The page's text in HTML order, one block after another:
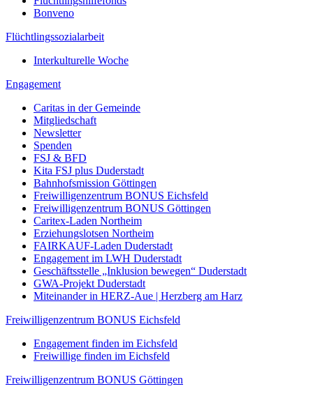
Bonveno
Flüchtlingssozialarbeit
Interkulturelle Woche
Engagement
Caritas in der Gemeinde
Mitgliedschaft
Newsletter
Spenden
FSJ & BFD
Kita FSJ plus Duderstadt
Bahnhofsmission Göttingen
Freiwilligenzentrum BONUS Eichsfeld
Freiwilligenzentrum BONUS Göttingen
Caritex-Laden Northeim
Erziehungslotsen Northeim
FAIRKAUF-Laden Duderstadt
Engagement im LWH Duderstadt
Geschäftsstelle „Inklusion bewegen“ Duderstadt
GWA-Projekt Duderstadt
Miteinander in HERZ-Aue | Herzberg am Harz
Freiwilligenzentrum BONUS Eichsfeld
Engagement finden im Eichsfeld
Freiwillige finden im Eichsfeld
Freiwilligenzentrum BONUS Göttingen